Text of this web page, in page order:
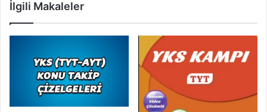
İlgili Makaleler